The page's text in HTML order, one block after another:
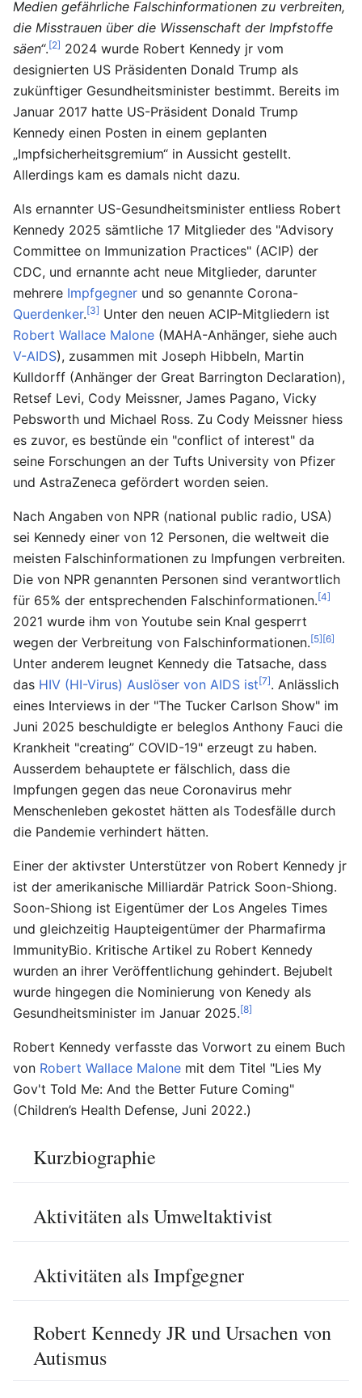
Medien gefährliche Falschinformationen zu verbreiten,
die Misstrauen über die Wissenschaft der Impfstoffe
säen“.[2] 2024 wurde Robert Kennedy jr vom
designierten US Präsidenten Donald Trump als
zukünftiger Gesundheitsminister bestimmt. Bereits im
Januar 2017 hatte US-Präsident Donald Trump
Kennedy einen Posten in einem geplanten
„Impfsicherheitsgremium“ in Aussicht gestellt.
Allerdings kam es damals nicht dazu.
Als ernannter US-Gesundheitsminister entliess Robert
Kennedy 2025 sämtliche 17 Mitglieder des "Advisory
Committee on Immunization Practices" (ACIP) der
CDC, und ernannte acht neue Mitglieder, darunter
mehrere Impfgegner und so genannte Corona-
Querdenker.[3] Unter den neuen ACIP-Mitgliedern ist
Robert Wallace Malone (MAHA-Anhänger, siehe auch
V-AIDS), zusammen mit Joseph Hibbeln, Martin
Kulldorff (Anhänger der Great Barrington Declaration),
Retsef Levi, Cody Meissner, James Pagano, Vicky
Pebsworth und Michael Ross. Zu Cody Meissner hiess
es zuvor, es bestünde ein "conflict of interest" da
seine Forschungen an der Tufts University von Pfizer
und AstraZeneca gefördert worden seien.
Nach Angaben von NPR (national public radio, USA)
sei Kennedy einer von 12 Personen, die weltweit die
meisten Falschinformationen zu Impfungen verbreiten.
Die von NPR genannten Personen sind verantwortlich
für 65% der entsprechenden Falschinformationen.[4]
2021 wurde ihm von Youtube sein Knal gesperrt
wegen der Verbreitung von Falschinformationen.[5][6]
Unter anderem leugnet Kennedy die Tatsache, dass
das HIV (HI-Virus) Auslöser von AIDS ist[7]. Anlässlich
eines Interviews in der "The Tucker Carlson Show" im
Juni 2025 beschuldigte er beleglos Anthony Fauci die
Krankheit "creating” COVID-19" erzeugt zu haben.
Ausserdem behauptete er fälschlich, dass die
Impfungen gegen das neue Coronavirus mehr
Menschenleben gekostet hätten als Todesfälle durch
die Pandemie verhindert hätten.
Einer der aktivster Unterstützer von Robert Kennedy jr
ist der amerikanische Milliardär Patrick Soon-Shiong.
Soon-Shiong ist Eigentümer der Los Angeles Times
und gleichzeitig Haupteigentümer der Pharmafirma
ImmunityBio. Kritische Artikel zu Robert Kennedy
wurden an ihrer Veröffentlichung gehindert. Bejubelt
wurde hingegen die Nominierung von Kenedy als
Gesundheitsminister im Januar 2025.[8]
Robert Kennedy verfasste das Vorwort zu einem Buch
von Robert Wallace Malone mit dem Titel "Lies My
Gov't Told Me: And the Better Future Coming"
(Children’s Health Defense, Juni 2022.)
Kurzbiographie
Aktivitäten als Umweltaktivist
Aktivitäten als Impfgegner
Robert Kennedy JR und Ursachen von
Autismus